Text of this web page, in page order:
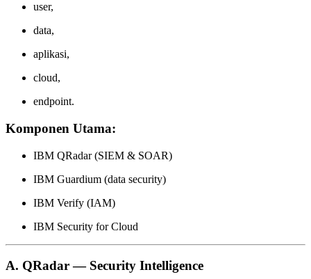
user,
data,
aplikasi,
cloud,
endpoint.
Komponen Utama:
IBM QRadar (SIEM & SOAR)
IBM Guardium (data security)
IBM Verify (IAM)
IBM Security for Cloud
A. QRadar — Security Intelligence